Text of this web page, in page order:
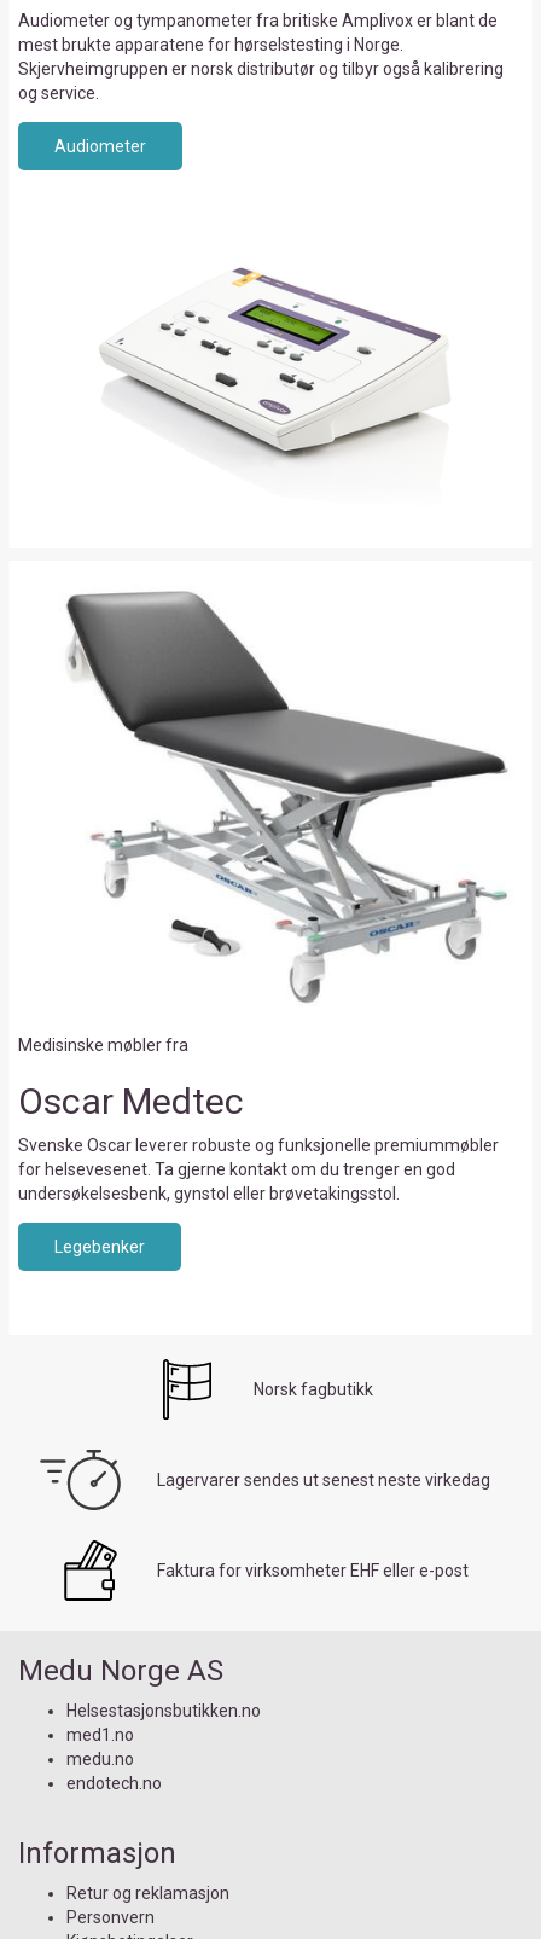
Audiometer og tympanometer fra britiske Amplivox er blant de
mest brukte apparatene for hørselstesting i Norge.
Skjervheimgruppen er norsk distributør og tilbyr også kalibrering
og service.
Audiometer
Medisinske møbler fra
Oscar Medtec
Svenske Oscar leverer robuste og funksjonelle premiummøbler
for helsevesenet. Ta gjerne kontakt om du trenger en god
undersøkelsesbenk, gynstol eller brøvetakingsstol.
Legebenker
Norsk fagbutikk
Lagervarer sendes ut senest neste virkedag
Faktura for virksomheter EHF eller e-post
Medu Norge AS
Helsestasjonsbutikken.no
med1.no
medu.no
endotech.no
Informasjon
Retur og reklamasjon
Personvern